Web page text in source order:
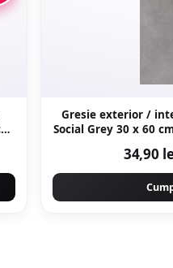
Gresie exterior /
34,90